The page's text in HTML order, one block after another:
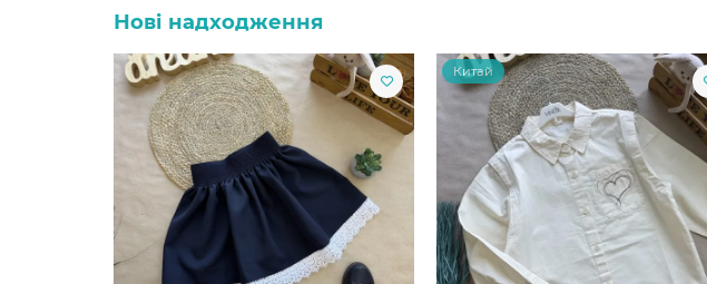
Нові надходження
Китай